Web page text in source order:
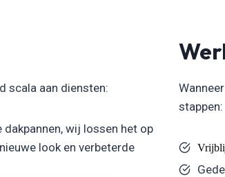
scala aan diensten:
wij lossen het op
look en verbeterde
stappen: